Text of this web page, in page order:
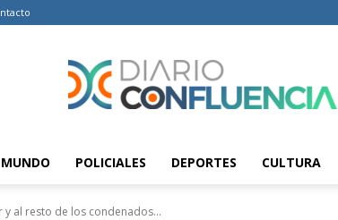
Diario
MUNDO POLICIALES DEPORTES CULTURA
y al resto de los condenados...